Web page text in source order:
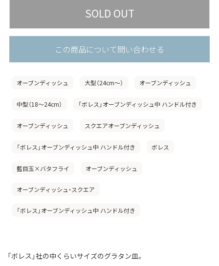
この商品について問い合わせる
オーブンディッシュ 大型（24cm〜） オーブンディッシュ
中型（18〜24cm） 「ボレス」オーブンディッシュ中 ハンドル付き
オーブンディッシュ スクエアオーブンディッシュ
「ボレス」オーブンディッシュ中 ハンドル付き ボレス
藍目玉×バタフライ オーブンディッシュ
オーブンディッシュ・スクエア
「ボレス」オーブンディッシュ中 ハンドル付き
「ボレス」社の中くらいサイズのグラタン皿。